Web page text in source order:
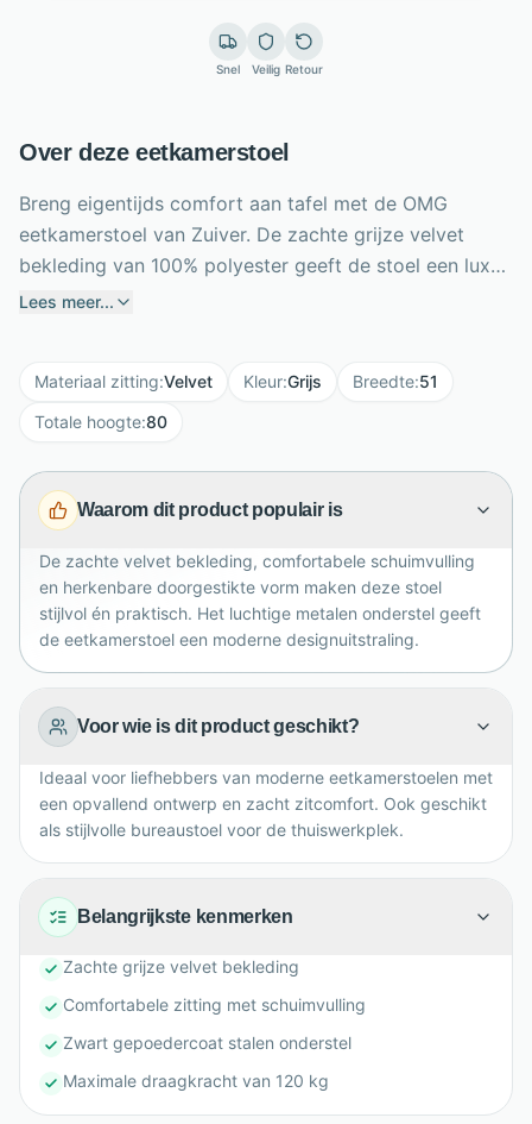
Snel Veilig Retour
Over deze eetkamerstoel
Breng eigentijds comfort aan tafel met de OMG
eetkamerstoel van Zuiver. De zachte grijze velvet
bekleding van 100% polyester geeft de stoel een luxe
uitstraling, terwijl de met schuim gevulde zitting
voor een opvallend design. Het zwarte,
gepoedercoate stalen onderstel met vier wijd
moderne basis. Met een zithoogte van 47 cm, een
breedte van 51 cm en een draagkracht tot 120 kg is
als thuiswerkplek in ieder stijlvol interieur van
vandaag.
Lees meer...
Materiaal zitting:Velvet Kleur:Grijs Breedte:51
Totale hoogte:80
Waarom dit product populair is
De zachte velvet bekleding, comfortabele schuimvulling
en herkenbare doorgestikte vorm maken deze stoel
stijlvol én praktisch. Het luchtige metalen onderstel geeft
de eetkamerstoel een moderne designuitstraling.
Voor wie is dit product geschikt?
Ideaal voor liefhebbers van moderne eetkamerstoelen met
een opvallend ontwerp en zacht zitcomfort. Ook geschikt
als stijlvolle bureaustoel voor de thuiswerkplek.
Belangrijkste kenmerken
Zachte grijze velvet bekleding
Comfortabele zitting met schuimvulling
Zwart gepoedercoat stalen onderstel
Maximale draagkracht van 120 kg